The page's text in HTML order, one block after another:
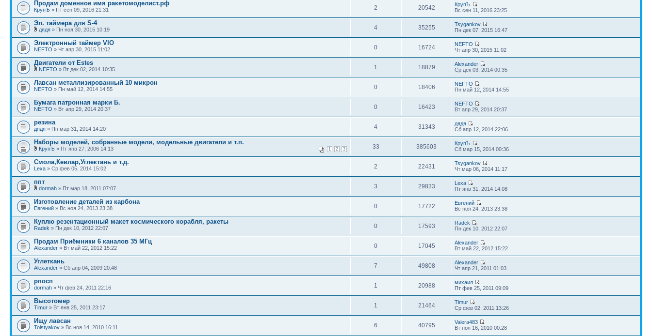
Продам доменное имя ракетомоделист.рф
КрупЪ » Пт сен 09, 2016 21:31 2 20542
КрупЪ
Вс сен 11, 2016 23:25
Эл. таймера для S-4
дядя » Пн ноя 30, 2015 10:19 4 35255
Tsygankov
Пн дек 07, 2015 16:47
Электронный таймер VIO
NEFTO » Чт апр 30, 2015 11:02 0 16724
NEFTO
Чт апр 30, 2015 11:02
Двигатели от Estes
NEFTO » Вт дек 02, 2014 10:35 1 18879
Alexander
Ср дек 03, 2014 00:35
Лавсан металлизированный 10 микрон
NEFTO » Пн май 12, 2014 14:55 0 18406
NEFTO
Пн май 12, 2014 14:55
Бумага патронная марки Б.
NEFTO » Вт апр 29, 2014 20:37 0 16423
NEFTO
Вт апр 29, 2014 20:37
резина
дядя » Пн мар 31, 2014 14:20 4 31343
дядя
Сб апр 12, 2014 22:06
Наборы моделей, собранные модели, модельные двигатели и т.п.
1 2 3
КрупЪ » Пт янв 27, 2006 14:13 33 385603
КрупЪ
Сб мар 15, 2014 00:36
Смола,Кевлар,Углектань и т.д.
Lexa » Ср фев 05, 2014 15:02 2 22431
Tsygankov
Чт мар 06, 2014 11:17
ппт
dormah » Пт мар 18, 2011 07:07 3 29833
Lexa
Пт янв 31, 2014 14:08
Изготовление деталей из карбона
Евгений » Вс ноя 24, 2013 23:38 0 17722
Евгений
Вс ноя 24, 2013 23:38
Куплю резентационный макет космического корабля, ракеты
Radek » Пн дек 10, 2012 22:07 0 17593
Radek
Пн дек 10, 2012 22:07
Продам Приёмники 6 каналов 35 МГц
Alexander » Вт май 22, 2012 15:22 0 17045
Alexander
Вт май 22, 2012 15:22
Углеткань
Alexander » Сб апр 04, 2009 20:48 7 49808
Alexander
Чт апр 21, 2011 01:03
рпосп
dormah » Чт фев 24, 2011 22:16 1 20988
михаил
Пт фев 25, 2011 09:09
Высотомер
Timur » Вт янв 25, 2011 23:17 1 21464
Timur
Ср фев 02, 2011 13:26
Ищу лавсан
Tolstyakov » Вс ноя 14, 2010 16:11 6 40795
Valera483
Вт ноя 16, 2010 00:28